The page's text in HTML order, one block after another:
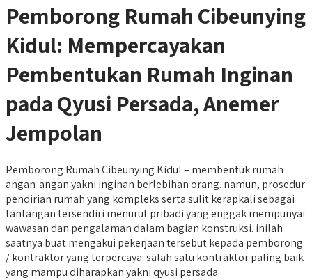
Pemborong Rumah Cibeunying
Kidul: Mempercayakan
Pembentukan Rumah Inginan
pada Qyusi Persada, Anemer
Jempolan
Pemborong Rumah Cibeunying Kidul – membentuk rumah
angan-angan yakni inginan berlebihan orang. namun, prosedur
pendirian rumah yang kompleks serta sulit kerapkali sebagai
tantangan tersendiri menurut pribadi yang enggak mempunyai
wawasan dan pengalaman dalam bagian konstruksi. inilah
saatnya buat mengakui pekerjaan tersebut kepada pemborong
/ kontraktor yang terpercaya. salah satu kontraktor paling baik
yang mampu diharapkan yakni qyusi persada.